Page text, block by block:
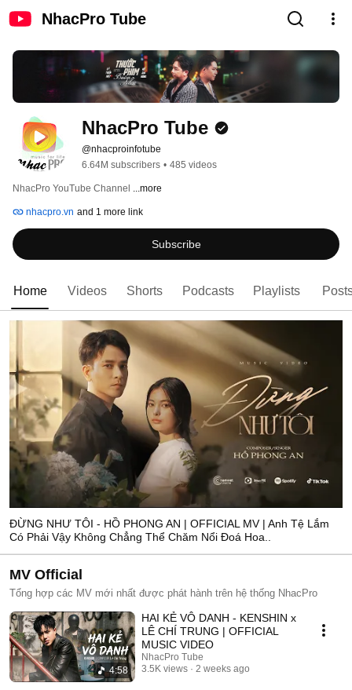
NhacPro Tube
NhacPro Tube
@nhacproinfotube
6.64M subscribers • 485 videos
NhacPro YouTube Channel ...more
nhacpro.vn and 1 more link
Subscribe
Home Videos Shorts Podcasts Playlists
ĐỪNG NHƯ TÔI - HỒ PHONG AN | OFFICIAL MV | Anh Tệ Lắm
Có Phải Vậy Không Chẳng Thể Chăm Nổi Đoá Hoa..
MV Official
Tổng hợp các MV mới nhất được phát hành trên hệ thống NhacPro
4:58
HAI KẺ VÔ DANH - KENSHIN x
LÊ CHÍ TRUNG | OFFICIAL
MUSIC VIDEO
NhacPro Tube
3.5K views
2 weeks ago